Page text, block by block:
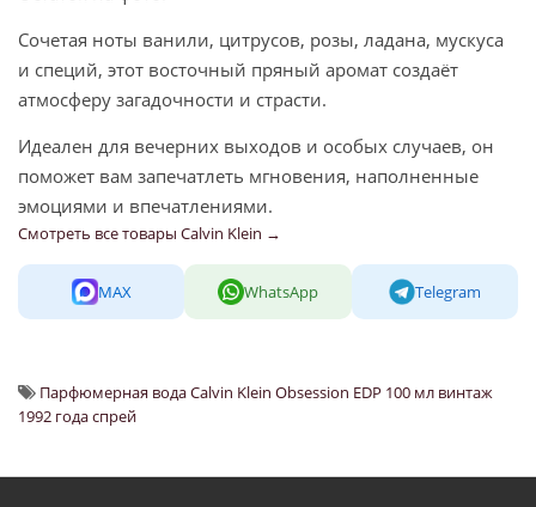
Сочетая ноты ванили, цитрусов, розы, ладана, мускуса
и специй, этот восточный пряный аромат создаёт
атмосферу загадочности и страсти.
Идеален для вечерних выходов и особых случаев, он
поможет вам запечатлеть мгновения, наполненные
эмоциями и впечатлениями.
Смотреть все товары Calvin Klein →
MAX WhatsApp Telegram
Парфюмерная вода Calvin Klein Obsession EDP 100 мл винтаж
1992 года спрей